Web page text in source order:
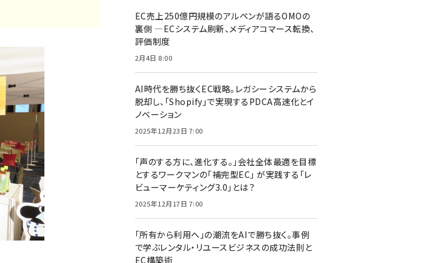
EC売上250億円規模のアルペンが語るOMOの
裏側 ―ECシステム刷新、メディアコマース転換、
評価制度
2月4日 8:00
AI時代を勝ち抜くEC戦略。レガシーシステムから
脱却し、「Shopify」で実現するPDCA高速化とイ
ノベーション
2025年12月23日 7:00
「声のする方に、進化する。」会社全体最適を目標
とするワークマンの「補完型EC」 が実践する「レ
ビューマーケティング3.0」とは？
2025年12月17日 7:00
「所有から利用へ」の潮流をAIで勝ち抜く。事例
で学ぶレンタル・リユースビジネスの成功法則と
EC構築術